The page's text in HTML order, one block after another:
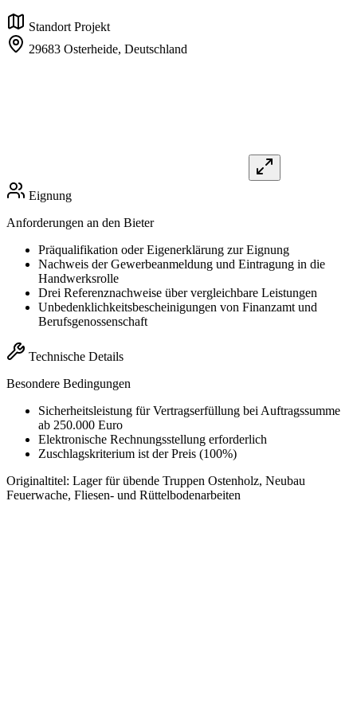
Standort Projekt
29683 Osterheide, Deutschland
Eignung
Anforderungen an den Bieter
Präqualifikation oder Eigenerklärung zur Eignung
Nachweis der Gewerbeanmeldung und Eintragung in die
Handwerksrolle
Drei Referenznachweise über vergleichbare Leistungen
Unbedenklichkeitsbescheinigungen von Finanzamt und
Berufsgenossenschaft
Technische Details
Besondere Bedingungen
Sicherheitsleistung für Vertragserfüllung bei Auftragssumme
ab 250.000 Euro
Elektronische Rechnungsstellung erforderlich
Zuschlagskriterium ist der Preis (100%)
Originaltitel: Lager für übende Truppen Ostenholz, Neubau
Feuerwache, Fliesen- und Rüttelbodenarbeiten